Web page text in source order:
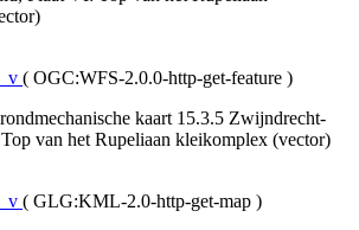
( OGC:WFS-2.0.0-http-get-feature )
kaart 15.3.5 Zwijndrecht-
van het Rupeliaan kleikomplex (vector)
( GLG:KML-2.0-http-get-map )